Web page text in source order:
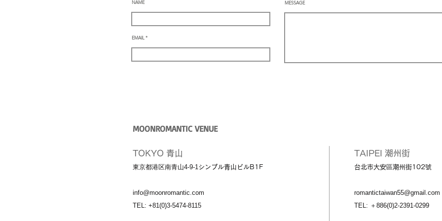
NAME
EMAIL
MESSAGE
MOONROMANTIC VENUE
TOKYO 青山
東京都港区南青山4-9-1 シンプル青山ビルB1F
info@moonromantic.com
TEL: +81(0)3-5474-8115
TAIPEI 潮州街
台北市大安區潮州街102號
romantictaiwan55@gmail.com
TEL: ＋886(0)2-2391-0299